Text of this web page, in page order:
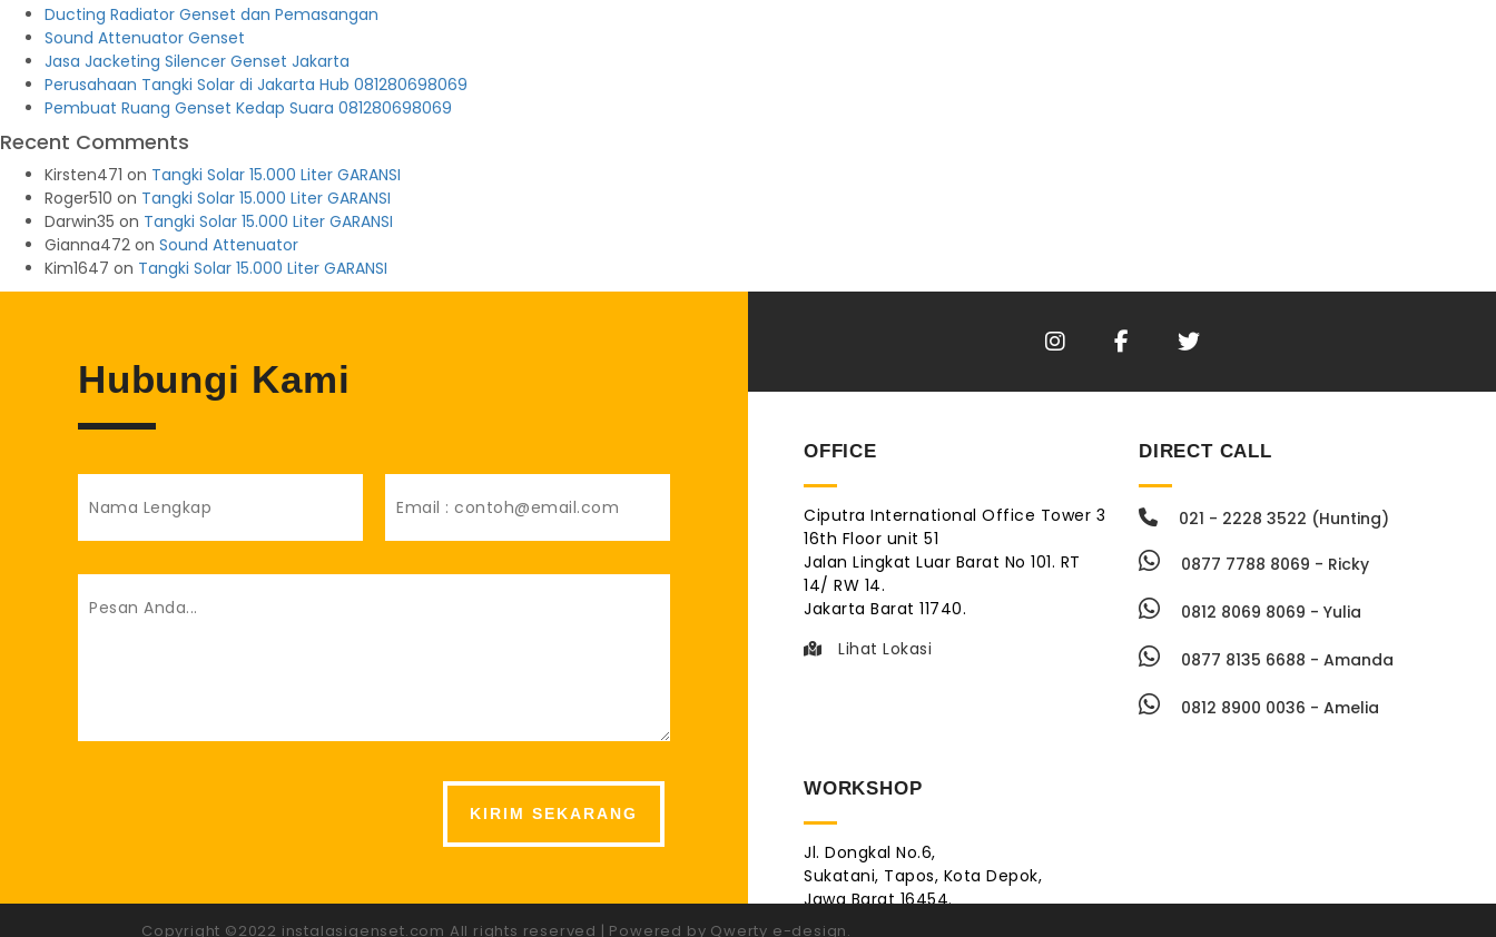
Ducting Radiator Genset dan Pemasangan
Sound Attenuator Genset
Jasa Jacketing Silencer Genset Jakarta
Perusahaan Tangki Solar di Jakarta Hub 081280698069
Pembuat Ruang Genset Kedap Suara 081280698069
Recent Comments
Kirsten471 on Tangki Solar 15.000 Liter GARANSI
Roger510 on Tangki Solar 15.000 Liter GARANSI
Darwin35 on Tangki Solar 15.000 Liter GARANSI
Gianna472 on Sound Attenuator
Kim1647 on Tangki Solar 15.000 Liter GARANSI
Hubungi Kami
OFFICE
Ciputra International Office Tower 3
16th Floor unit 51
Jalan Lingkat Luar Barat No 101. RT
14/ RW 14.
Jakarta Barat 11740.
Lihat Lokasi
DIRECT CALL
021 - 2228 3522 (Hunting)
0877 7788 8069 - Ricky
0812 8069 8069 - Yulia
0877 8135 6688 - Amanda
0812 8900 0036 - Amelia
WORKSHOP
Jl. Dongkal No.6,
Sukatani, Tapos, Kota Depok,
Jawa Barat 16454.
Copyright ©2022 instalasigenset.com All rights reserved | Powered by Qwerty e-design.